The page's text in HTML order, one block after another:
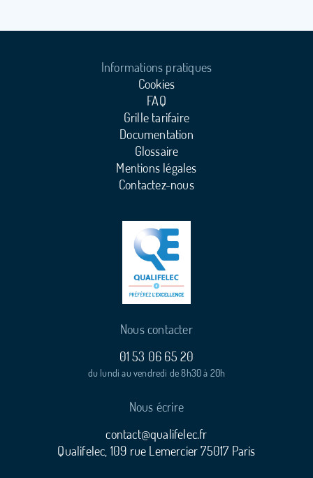
Nous contacter
01 53 06 65 20
du lundi au vendredi de 8h30 à 20h
Nous écrire
contact@qualifelec.fr
Qualifelec, 109 rue Lemercier 75017 Paris
Informations pratiques
Cookies
FAQ
Grille tarifaire
Documentation
Glossaire
Mentions légales
Contactez-nous